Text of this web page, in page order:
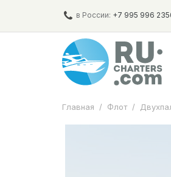
в России: +7 995 996
Главная / Флот /